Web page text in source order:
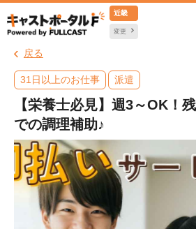
近畿
変更
戻る
31日以上のお仕事 派遣
【栄養士必見】週3～OK！
での調理補助♪